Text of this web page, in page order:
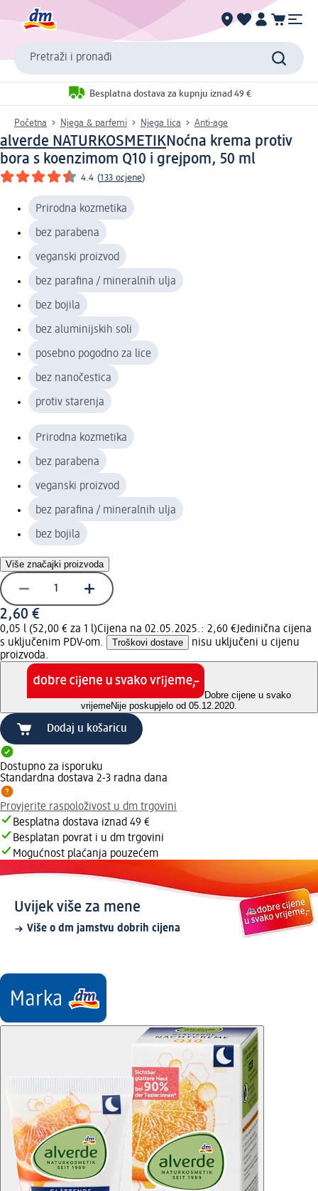
Pretraži i pronađi
Besplatna dostava za kupnju iznad 49 €
Početna Njega & parfemi Njega lica Anti-age
alverde NATURKOSMETIKNoćna krema protiv
bora s koenzimom Q10 i grejpom, 50 ml
4.4 (133 ocjene)
Prirodna kozmetika
bez parabena
veganski proizvod
bez parafina / mineralnih ulja
bez bojila
bez aluminijskih soli
posebno pogodno za lice
bez nanočestica
protiv starenja
Prirodna kozmetika
bez parabena
veganski proizvod
bez parafina / mineralnih ulja
bez bojila
Više značajki proizvoda
2,60 €
0,05 l (52,00 € za 1 l)Cijena na 02.05.2025.: 2,60 €Jedinična cijena
s uključenim PDV-om.
Troškovi dostave
nisu uključeni u cijenu
proizvoda.
Dobre cijene u svako
vrijemeNije poskupjelo od 05.12.2020.
Dodaj u košaricu
Dostupno za isporuku
Standardna dostava 2-3 radna dana
Provjerite raspoloživost u dm trgovini
Besplatna dostava iznad 49 €
Besplatan povrat i u dm trgovini
Mogućnost plaćanja pouzećem
Uvijek više za mene
Više o dm jamstvu dobrih cijena